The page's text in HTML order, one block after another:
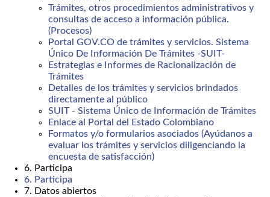
Trámites, otros procedimientos administrativos y
consultas de acceso a información pública.
(Procesos)
Portal GOV.CO de trámites y servicios. Sistema
Único De Información De Trámites -SUIT-
Estrategias e Informes de Racionalización de
Trámites
Detalles de los trámites y servicios brindados
directamente al público
SUIT - Sistema Único de Información de Trámites
Enlace al Portal del Estado Colombiano
Formatos y/o formularios asociados (Ayúdanos a
evaluar los trámites y servicios diligenciando la
encuesta de satisfacción)
6. Participa
6. Participa
7. Datos abiertos